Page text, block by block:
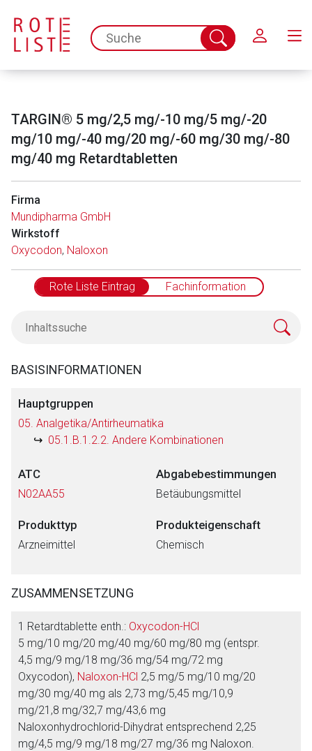
spc.search.input.placeholder
Suche
abschicken
Fachinformationen für TARGIN® 5 mg/2,5
mg/20 mg/-60 mg/30 mg/-80 mg/40 mg
Firmen:
Mundipharma GmbH
Wirkstoff:
Oxycodon,Naloxon
TARGIN® 5 mg/2,5 mg, 10 mg/5 mg, 20
mg/10 mg, 40 mg/20 mg
Retardtabletten
TARGIN® 5 mg/2,5 mg/-10 mg/5 mg/-20
mg/10 mg/-40 mg/20 mg/-60 mg/30 mg/-80
mg/40 mg Retardtabletten
Firma
Mundipharma GmbH
Wirkstoff
Oxycodon, Naloxon
Rote Liste Eintrag Fachinformation
BASISINFORMATIONEN
Hauptgruppen
05. Analgetika/Antirheumatika
05.1.B.1.2.2. Andere Kombinationen
ATC
N02AA55
Abgabebestimmungen
Betäubungsmittel
Produkttyp
Arzneimittel
Produkteigenschaft
Chemisch
ZUSAMMENSETZUNG
1 Retardtablette enth.: Oxycodon-HCl
5 mg/10 mg/20 mg/40 mg/60 mg/80 mg (entspr.
4,5 mg/9 mg/18 mg/36 mg/54 mg/72 mg
Oxycodon), Naloxon-HCl 2,5 mg/5 mg/10 mg/20
mg/30 mg/40 mg als 2,73 mg/5,45 mg/10,9
mg/21,8 mg/32,7 mg/43,6 mg
Naloxonhydrochlorid-Dihydrat entsprechend 2,25
mg/4,5 mg/9 mg/18 mg/27 mg/36 mg Naloxon.
Aufruf einer externen Seite
Der von Ihnen aufgerufene Link öffnet eine externe Web-
Seite. Für die Inhalte der externen Web-Seite ist deren
Betreiber verantwortlich. Ebenso gelten dort ggf. andere
Datenschutzbestimmungen.